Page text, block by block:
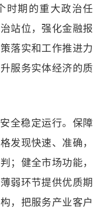
时期的重大政治任
站位，强化金融报
落实和工作推进力
服务实体经济的质
全稳定运行。保障
发现快速、准确，
；健全市场功能，
弱环节提供优质期
，把服务产业客户